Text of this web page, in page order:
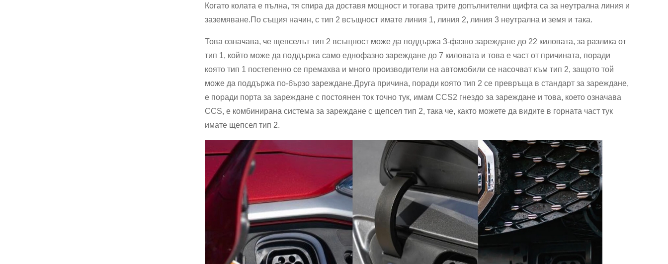
Когато колата е пълна, тя спира да доставя мощност и тогава трите допълнителни щифта са за неутрална линия и
заземяване.По същия начин, с тип 2 всъщност имате линия 1, линия 2, линия 3 неутрална и земя и така.
Това означава, че щепселът тип 2 всъщност може да поддържа 3-фазно зареждане до 22 киловата, за разлика от
тип 1, който може да поддържа само еднофазно зареждане до 7 киловата и това е част от причината, поради
която тип 1 постепенно се премахва и много производители на автомобили се насочват към тип 2, защото той
може да поддържа по-бързо зареждане.Друга причина, поради която тип 2 се превръща в стандарт за зареждане,
е поради порта за зареждане с постоянен ток точно тук, имам CCS2 гнездо за зареждане и това, което означава
CCS, е комбинирана система за зареждане с щепсел тип 2, така че, както можете да видите в горната част тук
имате щепсел тип 2.